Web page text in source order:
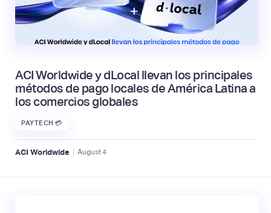
ACI Worldwide y dLocal llevan los principales
métodos de pago locales de América Latina a
los comercios globales
PAYTECH 💳
ACI Worldwide | August4